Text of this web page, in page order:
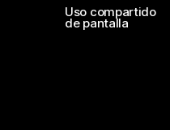
Uso compartido
de pantalla